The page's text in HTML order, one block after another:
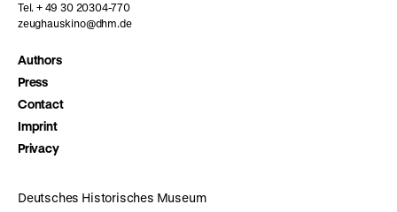
Tel. + 49 30 20304-770
zeughauskino@dhm.de
Authors
Press
Contact
Imprint
Privacy
Deutsches Historisches Museum